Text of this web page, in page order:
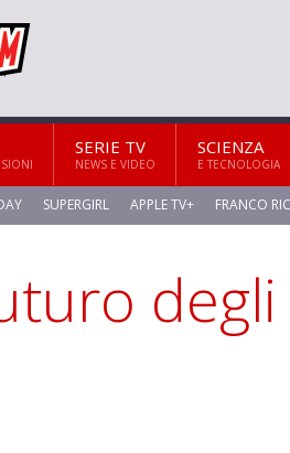
SERIE TV
NEWS E VIDEO
SCIENZA
E TECNOLOGIA
SUPERGIRL APPLE TV+ FRANCO